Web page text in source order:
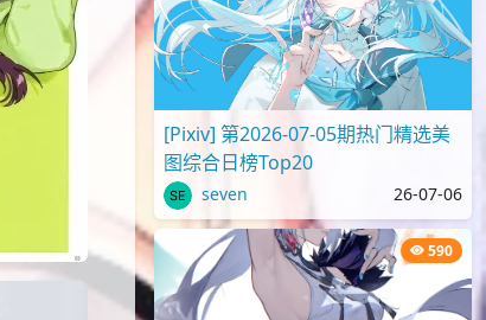
[Pixiv] 第2026-07-05期热门精选美
图综合日榜Top20
seven 26-07-06
590